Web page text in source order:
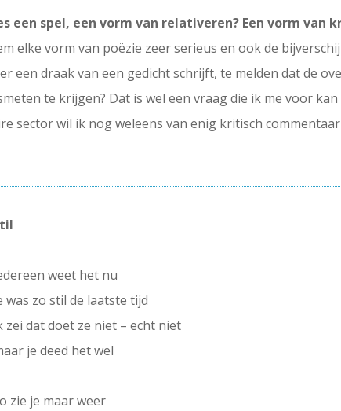
een spel, een vorm van relativeren? Een vorm
elke vorm van poëzie zeer serieus en ook de
een draak van een gedicht schrijft, te melden dat de
te krijgen? Dat is wel een vraag die ik me voor
sector wil ik nog weleens van enig kritisch
weet het nu
was zo stil de laatste tijd
zei dat doet ze niet – echt niet
je deed het wel
zie je maar weer